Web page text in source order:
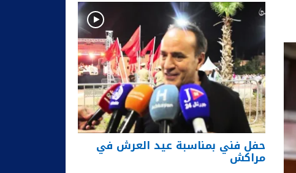
حفل فني بمناسبة عيد العرش في
مراكش